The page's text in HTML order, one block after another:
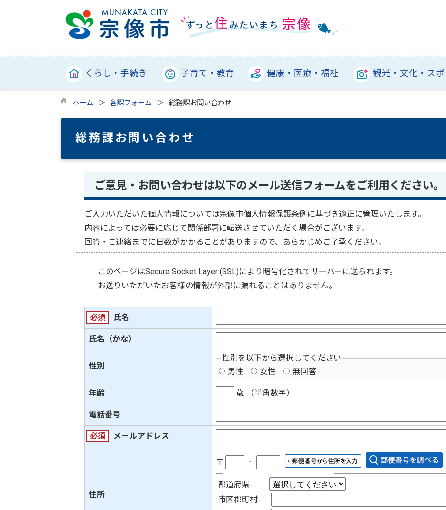
くらし・手続き 子育て・教育 健康・医療・福祉 観光・文化・スポ
ホーム 各課フォーム 総務課お問い合わせ
総務課お問い合わせ
ご意見・お問い合わせは以下のメール送信フォームをご利用ください。
ご入力いただいた個人情報については宗像市個人情報保護条例に基づき適正に管理いたします。
内容によっては必要に応じて関係部署に転送させていただく場合がございます。
回答・ご連絡までに日数がかかることがありますので、あらかじめご了承ください。
このページはSecure Socket Layer (SSL)により暗号化されてサーバーに送られます。
お送りいただいたお客様の情報が外部に漏れることはありません。
必須 氏名
氏名（かな）
性別
性別を以下から選択してください
男性
女性 無回答
年齢 歳 （半角数字）
電話番号
必須 メールアドレス
住所
〒 ‐
都道府県
市区郡町村